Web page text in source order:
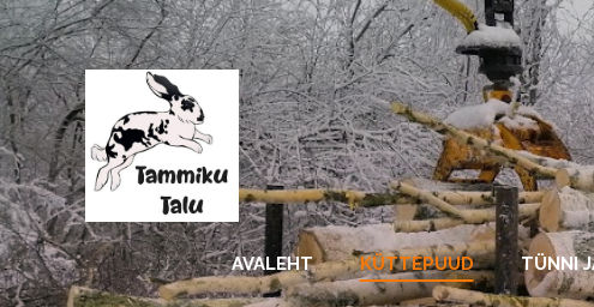
Skip
to
content
AVALEHT KÜTTEPUUD TÜNNI